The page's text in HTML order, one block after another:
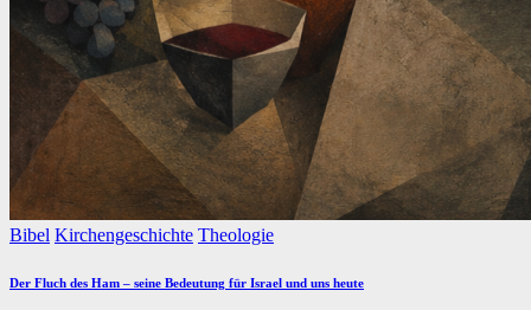
Posted
Bibel Kirchengeschichte Theologie
Der Fluch des Ham – seine Bedeutung für Israel und uns heute